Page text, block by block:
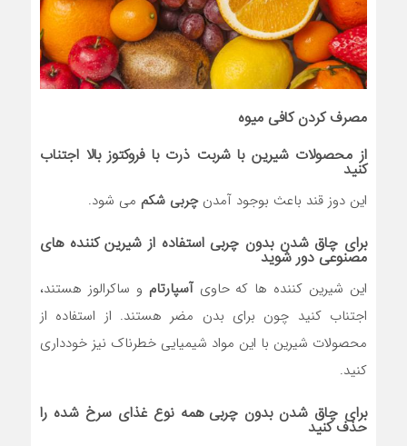
مصرف کردن کافی میوه
از محصولات شیرین با شربت ذرت با فروکتوز بالا اجتناب
کنید
این دوز قند باعث بوجود آمدنچربی شکم می شود.
برای چاق شدن بدون چربی استفاده از شیرین کننده های
مصنوعی دور شوید
این شیرین کننده ها که حاویآسپارتام و ساکرالوز هستند،
اجتناب کنید چون برای بدن مضر هستند. از استفاده از
محصولات شیرین با این مواد شیمیایی خطرناک نیز خودداری
کنید.
برای چاق شدن بدون چربی همه نوع غذای سرخ شده را
حذف کنید